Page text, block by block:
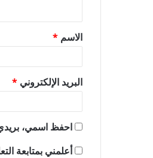
ق
*
الاسم *
البريد الإلكتروني *
احفظ اسمي، بريدي
أعلمني بمتابعة